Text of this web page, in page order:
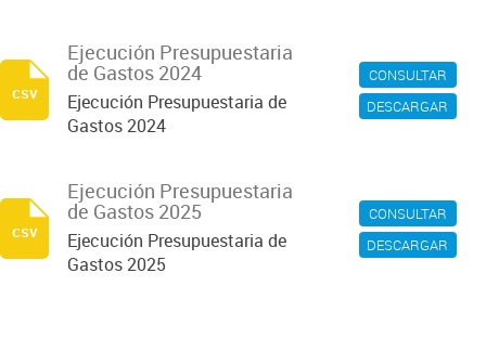
CONSULTAR
DESCARGAR
Ejecución Presupuestaria
de Gastos 2024
Ejecución Presupuestaria de
Gastos 2024
csv
CONSULTAR
DESCARGAR
Ejecución Presupuestaria
de Gastos 2025
Ejecución Presupuestaria de
Gastos 2025
csv